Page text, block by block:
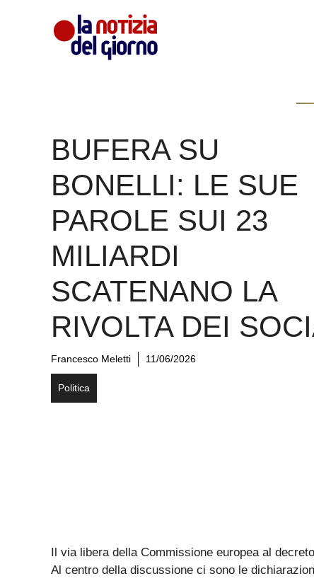
BUFERA SU
BONELLI: LE SUE
PAROLE SUI 23
MILIARDI
SCATENANO LA
RIVOLTA DEI
Francesco Meletti 11/06/2026
Politica
Il via libera della Commissione europea al
Al centro della discussione ci sono le